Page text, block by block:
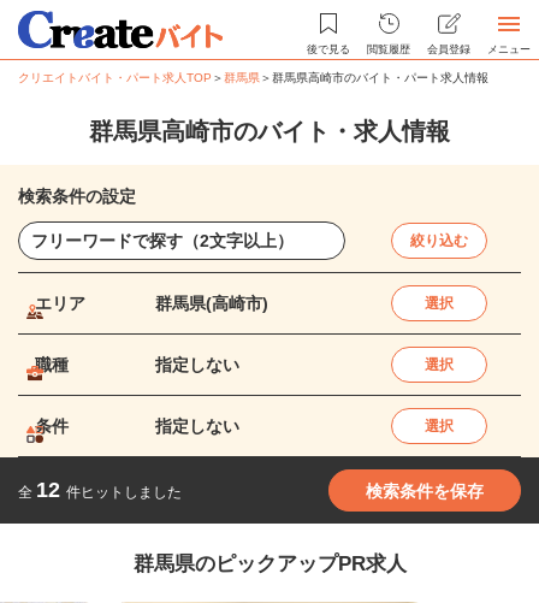
後で見る 閲覧履歴 会員登録 メニュー
クリエイトバイト・パート求人TOP ＞群馬県＞群馬県高崎市のバイト・パート求人情報
群馬県高崎市のバイト・求人情報
検索条件の設定
絞り込む
エリア 群馬県(高崎市) 選択
職種 指定しない 選択
条件 指定しない 選択
全 12 件ヒットしました 検索条件を保存
群馬県のピックアップPR求人